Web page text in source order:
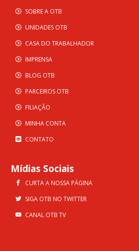
SOBRE A OTB
UNIDADES OTB
CASA DO TRABALHADOR
IMPRENSA
BLOG OTB
PARCEIROS OTB
FILIAÇÃO
MINHA CONTA
CONTATO
Mídias Sociais
CURTA A NOSSA PÁGINA
SIGA OTB NO TWITTER
CANAL OTB TV